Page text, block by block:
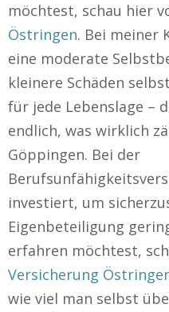
möchtest, schau hier
Östringen. Bei meiner
eine moderate
kleinere Schäden
für jede Lebenslage –
endlich, was wirklich
Göppingen. Bei der
investiert, um
Eigenbeteiligung
erfahren möchtest,
Versicherung
wie viel man selbst